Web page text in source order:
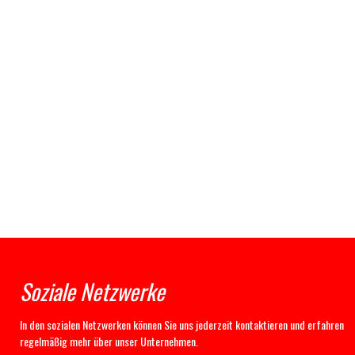
Soziale Netzwerke
In den sozialen Netzwerken können Sie uns jederzeit kontaktieren und erfahren
regelmäßig mehr über unser Unternehmen.